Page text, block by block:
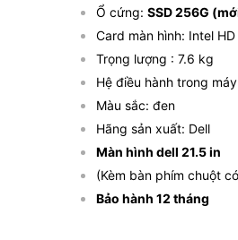
Ổ cứng:SSD 256G
Card màn hình: Intel
Trọng lượng : 7.6 kg
Hệ điều hành trong
Màu sắc: đen
Hãng sản xuất: Dell
Màn hình dell 21.5 in
(Kèm bàn phím chuột
Bảo hành 12 tháng